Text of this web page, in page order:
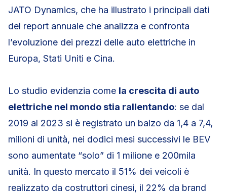
JATO Dynamics, che ha illustrato i principali dati
del report annuale che analizza e confronta
l’evoluzione dei prezzi delle auto elettriche in
Europa, Stati Uniti e Cina.
Lo studio evidenzia come la crescita di auto
elettriche nel mondo stia rallentando: se dal
2019 al 2023 si è registrato un balzo da 1,4 a 7,4,
milioni di unità, nei dodici mesi successivi le BEV
sono aumentate “solo” di 1 milione e 200mila
unità. In questo mercato il 51% dei veicoli è
realizzato da costruttori cinesi, il 22% da brand